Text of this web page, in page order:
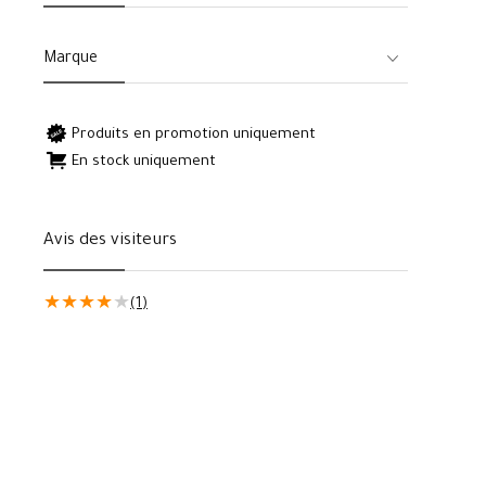
Marque
Produits en promotion uniquement
En stock uniquement
Avis des visiteurs
★★★★★ (1)